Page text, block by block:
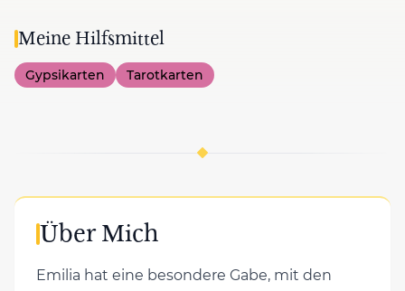
Meine Hilfsmittel
Gypsikarten Tarotkarten
Über Mich
Emilia hat eine besondere Gabe, mit den